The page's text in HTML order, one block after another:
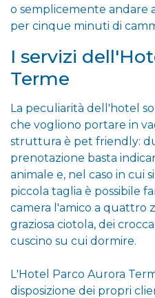
o semplicemente andare
per cinque minuti di
I servizi
Terme
La peculiarità dell'hotel
che vogliono portare in
struttura è pet friendly:
prenotazione basta
animale e, nel caso in cui
piccola taglia è possibile
camera l'amico a quattro
graziosa ciotola, dei
cuscino su cui dormire.
L'Hotel Parco Aurora
disposizione dei propri